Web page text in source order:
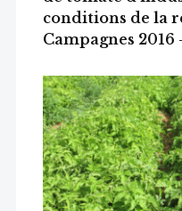
conditions de la
Campagnes 2016